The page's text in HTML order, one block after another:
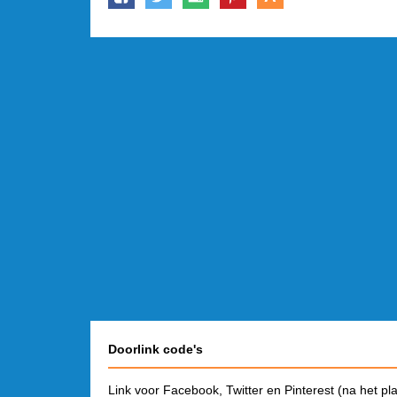
Doorlink code's
Link voor Facebook, Twitter en Pinterest (na het